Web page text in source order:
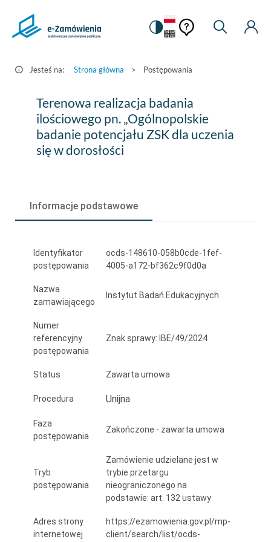
Postępowania
Zamówienia.gov.pl
Zmiana
na
kontrastową
Pomoc
kontekstowa
Pomoc
Moje
Jesteś na: Strona główna > Postępowania
Terenowa
realizacja
badania
ilościowego
„Ogólnopolskie
badanie
ZSK
dla
uczenia
się
dorosłości
Terenowa realizacja badania
ilościowego pn. „Ogólnopolskie
badanie potencjału ZSK dla uczenia
się w dorosłości
Informacje podstawowe
Identyfikator
postępowania
ocds-148610-058b0cde-1fef-
4005-a172-bf362c9f0d0a
Nazwa
zamawiającego
Instytut Badań Edukacyjnych
Numer
referencyjny
postępowania
Znak sprawy: IBE/49/2024
Status Zawarta umowa
Procedura Unijna
Faza
postępowania
Zakończone - zawarta umowa
Tryb
postępowania
Zamówienie udzielane jest w
trybie przetargu
nieograniczonego na
podstawie: art. 132 ustawy
Adres strony
internetowej
https://ezamowienia.gov.pl/mp-
client/search/list/ocds-